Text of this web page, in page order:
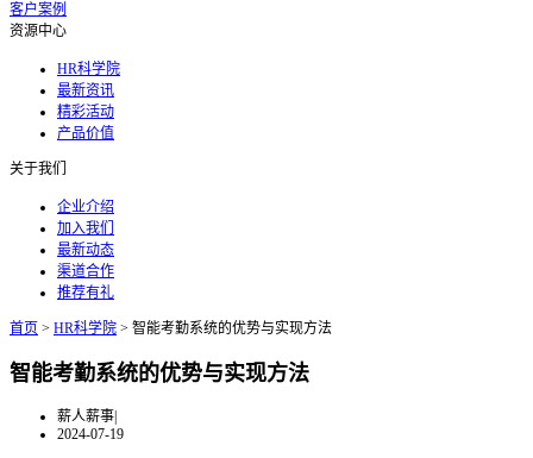
客户案例
资源中心
HR科学院
最新资讯
精彩活动
产品价值
关于我们
企业介绍
加入我们
最新动态
渠道合作
推荐有礼
首页 > HR科学院 > 智能考勤系统的优势与实现方法
智能考勤系统的优势与实现方法
薪人薪事|
2024-07-19